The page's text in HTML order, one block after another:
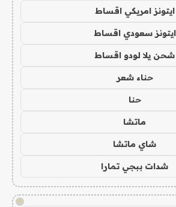
ايتونز امريكي اقساط
ايتونز سعودي اقساط
شحن يلا لودو اقساط
حناء شعر
حنا
ماتشا
شاي ماتشا
شدات ببجي تمارا
!